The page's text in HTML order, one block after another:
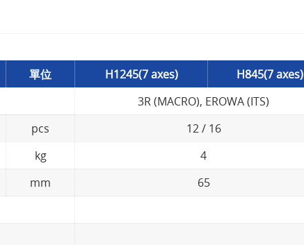
單位 H1245(7 axes) H845(7 axes)
3R (MACRO), EROWA (ITS)
pcs 12 / 16
kg 4
mm 65